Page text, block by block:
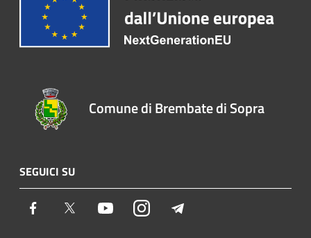
Comune di Brembate di Sopra
SEGUICI SU
Facebook Twitter YoutubeInstagram